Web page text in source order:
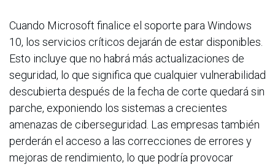
Cuando Microsoft finalice el soporte para Windows
10, los servicios críticos dejarán de estar disponibles.
Esto incluye que no habrá más actualizaciones de
seguridad, lo que significa que cualquier vulnerabilidad
descubierta después de la fecha de corte quedará sin
parche, exponiendo los sistemas a crecientes
amenazas de ciberseguridad. Las empresas también
perderán el acceso a las correcciones de errores y
mejoras de rendimiento, lo que podría provocar